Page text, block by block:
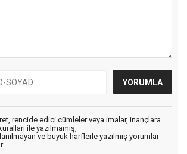
rencide edici cümleler veya imalar, inançlara
ile yazılmamış,
ve büyük harflerle yazılmış yorumlar